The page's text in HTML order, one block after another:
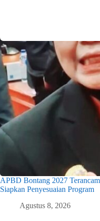
APBD Bontang 2027
Siapkan Penyesuaian Program
Agustus 8, 2026